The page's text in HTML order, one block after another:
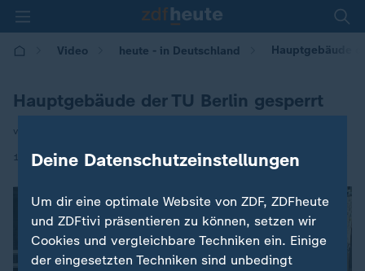
Video heute - in Deutschland Hauptgebäude
Hauptgebäude der TU Berlin gesperrt
von Markus Gross
11.05.2026 | 14:00
Deine Datenschutzeinstellungen
Um dir eine optimale Website von ZDF, ZDFheute
und ZDFtivi präsentieren zu können, setzen wir
Cookies und vergleichbare Techniken ein. Einige
der eingesetzten Techniken sind unbedingt